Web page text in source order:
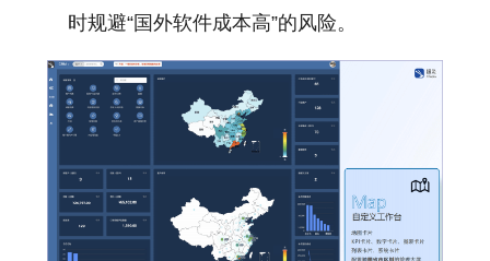
时规避“国外软件成本高”的风险。